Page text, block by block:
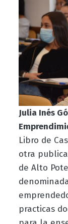
Julia Inés
Libro de
otra
de Alto
practicas